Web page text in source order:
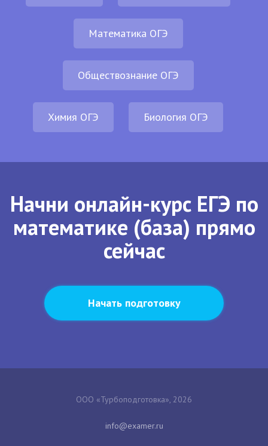
Математика ОГЭ
Обществознание ОГЭ
Химия ОГЭ Биология ОГЭ
Начни онлайн-курс ЕГЭ по
математике (база) прямо
сейчас
Начать подготовку
ООО «Турбоподготовка», 2026